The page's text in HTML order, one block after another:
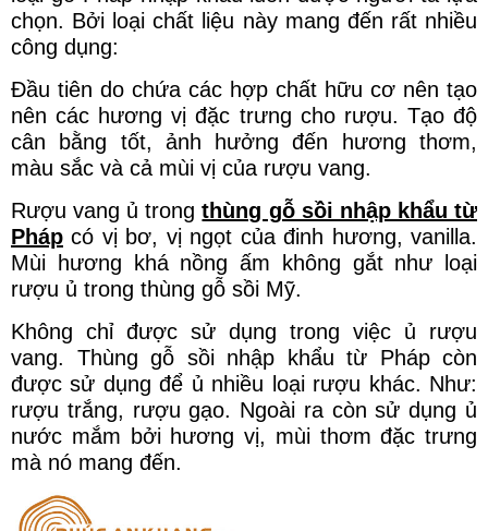
chọn. Bởi loại chất liệu này mang đến rất nhiều
công dụng:
Đầu tiên do chứa các hợp chất hữu cơ nên tạo
nên các hương vị đặc trưng cho rượu. Tạo độ
cân bằng tốt, ảnh hưởng đến hương thơm,
màu sắc và cả mùi vị của rượu vang.
Rượu vang ủ trongthùng gỗ sồi nhập khẩu từ
Pháp có vị bơ, vị ngọt của đinh hương, vanilla.
Mùi hương khá nồng ấm không gắt như loại
rượu ủ trong thùng gỗ sồi Mỹ.
Không chỉ được sử dụng trong việc ủ rượu
vang. Thùng gỗ sồi nhập khẩu từ Pháp còn
được sử dụng để ủ nhiều loại rượu khác. Như:
rượu trắng, rượu gạo. Ngoài ra còn sử dụng ủ
nước mắm bởi hương vị, mùi thơm đặc trưng
mà nó mang đến.